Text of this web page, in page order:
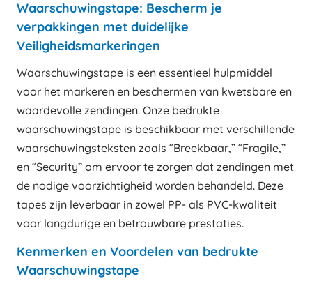
Waarschuwingstape: Bescherm je
verpakkingen met duidelijke
Veiligheidsmarkeringen
Waarschuwingstape is een essentieel hulpmiddel
voor het markeren en beschermen van kwetsbare en
waardevolle zendingen. Onze bedrukte
waarschuwingstape is beschikbaar met verschillende
waarschuwingsteksten zoals “Breekbaar,” “Fragile,”
en “Security” om ervoor te zorgen dat zendingen met
de nodige voorzichtigheid worden behandeld. Deze
tapes zijn leverbaar in zowel PP- als PVC-kwaliteit
voor langdurige en betrouwbare prestaties.
Kenmerken en Voordelen van bedrukte
Waarschuwingstape